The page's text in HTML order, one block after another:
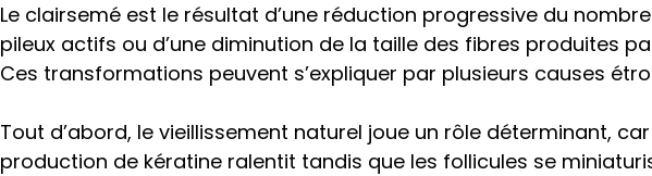
Le clairsemé est le résultat d’une réduction progressive du
pileux actifs ou d’une diminution de la taille des fibres produites
Ces transformations peuvent s’expliquer par plusieurs causes
Tout d’abord, le vieillissement naturel joue un rôle déterminant, car
production de kératine ralentit tandis que les follicules se